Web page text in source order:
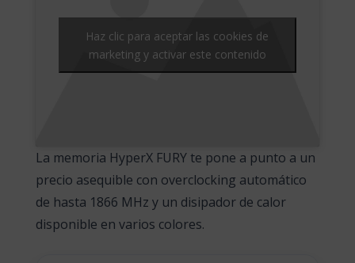
Haz clic para aceptar las cookies de
marketing y activar este contenido
La memoria HyperX FURY te pone a punto a un
precio asequible con overclocking automático
de hasta 1866 MHz y un disipador de calor
disponible en varios colores.